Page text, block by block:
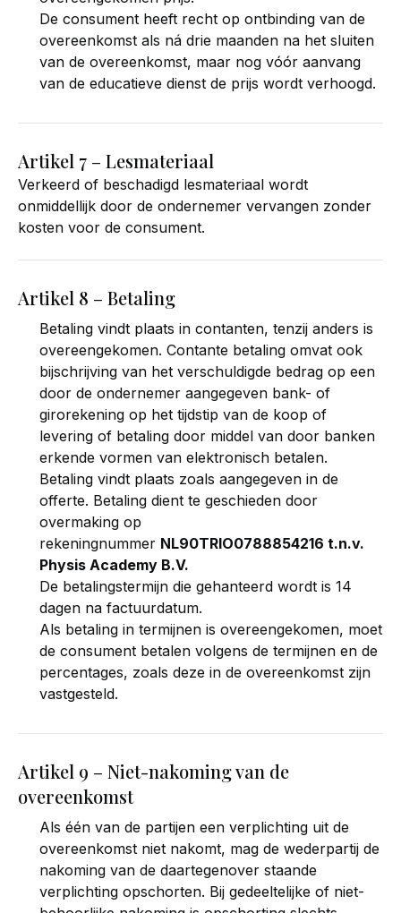
De consument heeft recht op ontbinding van de
overeenkomst als ná drie maanden na het sluiten
van de overeenkomst, maar nog vóór aanvang
van de educatieve dienst de prijs wordt verhoogd.
Artikel 7 – Lesmateriaal
Verkeerd of beschadigd lesmateriaal wordt
onmiddellijk door de ondernemer vervangen zonder
kosten voor de consument.
Artikel 8 – Betaling
Betaling vindt plaats in contanten, tenzij anders is
overeengekomen. Contante betaling omvat ook
bijschrijving van het verschuldigde bedrag op een
door de ondernemer aangegeven bank- of
girorekening op het tijdstip van de koop of
levering of betaling door middel van door banken
erkende vormen van elektronisch betalen.
Betaling vindt plaats zoals aangegeven in de
offerte. Betaling dient te geschieden door
overmaking op
rekeningnummer NL90TRIO0788854216 t.n.v.
Physis Academy B.V.
De betalingstermijn die gehanteerd wordt is 14
dagen na factuurdatum.
Als betaling in termijnen is overeengekomen, moet
de consument betalen volgens de termijnen en de
percentages, zoals deze in de overeenkomst zijn
vastgesteld.
Artikel 9 – Niet-nakoming van de
overeenkomst
Als één van de partijen een verplichting uit de
overeenkomst niet nakomt, mag de wederpartij de
nakoming van de daartegenover staande
verplichting opschorten. Bij gedeeltelijke of niet-